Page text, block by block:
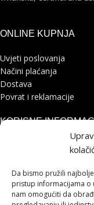
Da bismo pružili
pristup informacijama o
nam omogućiti da
ONLINE KUPNJA
Uvjeti poslovanja
Načini plaćanja
Dostava
Povrat i reklamacije
KORISNE
Zaštita osobnih
Pohvale i prigovori
Platforma za online